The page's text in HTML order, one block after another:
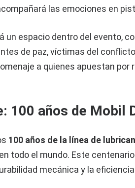
las emociones en
un espacio dentro del evento,
de paz, víctimas del
a quienes apuestan por
100 años de Mobil
100 años de la línea de
todo el mundo. Este centenario
mecánica y la